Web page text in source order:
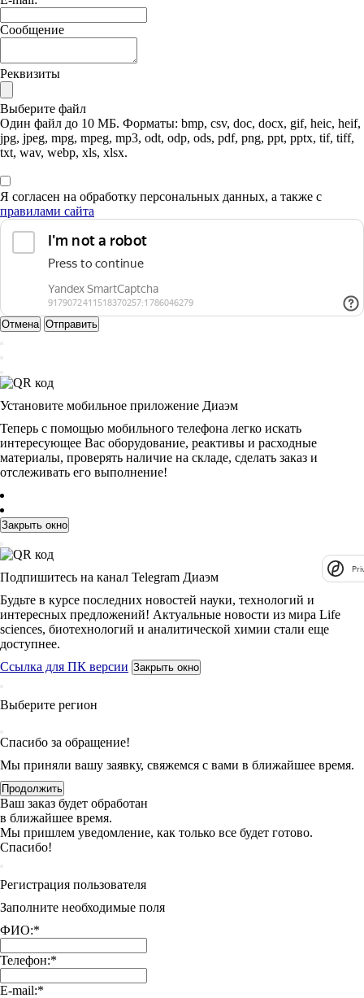
Сообщение
Реквизиты
Выберите файл
Один файл до 10 МБ. Форматы: bmp, csv, doc, docx, gif, heic, heif,
jpg, jpeg, mpg, mpeg, mp3, odt, odp, ods, pdf, png, ppt, pptx, tif, tiff,
txt, wav, webp, xls, xlsx.
Я согласен на обработку персональных данных, а также с
правилами сайта
Отмена Отправить
Установите мобильное приложение Диаэм
Теперь с помощью мобильного телефона легко искать
интересующее Вас оборудование, реактивы и расходные
материалы, проверять наличие на складе, сделать заказ и
отслеживать его выполнение!
Закрыть окно
Подпишитесь на канал Telegram Диаэм
Будьте в курсе последних новостей науки, технологий и
интересных предложений! Актуальные новости из мира Life
sciences, биотехнологий и аналитической химии стали еще
доступнее.
Ссылка для ПК версии Закрыть окно
Выберите регион
Спасибо за обращение!
Мы приняли вашу заявку, свяжемся с вами в ближайшее время.
Продолжить
Ваш заказ будет обработан
в ближайшее время.
Мы пришлем уведомление, как только все будет готово.
Спасибо!
Регистрация пользователя
Заполните необходимые поля
ФИО:*
Телефон:*
E-mail:*